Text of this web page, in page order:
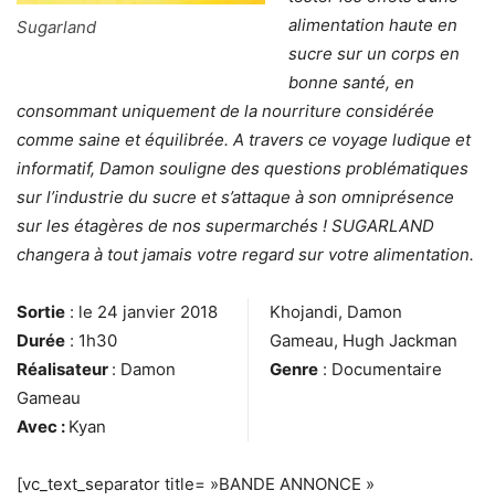
Sugarland
alimentation haute en
sucre sur un corps en
bonne santé, en
consommant uniquement de la nourriture considérée
comme saine et équilibrée. A travers ce voyage ludique et
informatif, Damon souligne des questions problématiques
sur l’industrie du sucre et s’attaque à son omniprésence
sur les étagères de nos supermarchés ! SUGARLAND
changera à tout jamais votre regard sur votre alimentation.
Sortie : le 24 janvier 2018
Durée : 1h30
Réalisateur : Damon
Gameau
Avec : Kyan
Khojandi, Damon
Gameau, Hugh Jackman
Genre : Documentaire
[vc_text_separator title= »BANDE ANNONCE »